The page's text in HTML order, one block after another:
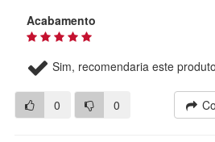
Acabamento
Sim, recomendaria este
0 0